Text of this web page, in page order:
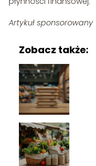
Artykuł sponsorowany
Zobacz także: